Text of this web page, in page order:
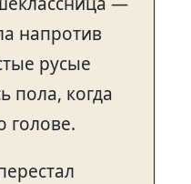
напротив
русые
пола, когда
голове.